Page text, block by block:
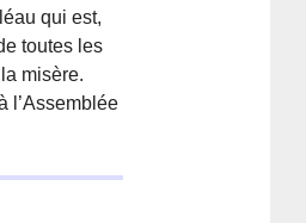
qui est,
toutes les
misère.
l’Assemblée